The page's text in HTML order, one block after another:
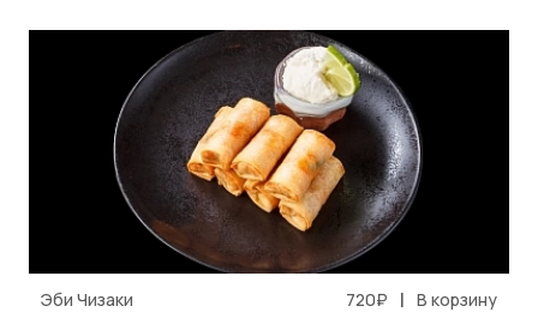
Эби Чизаки 720₽ | В корзину